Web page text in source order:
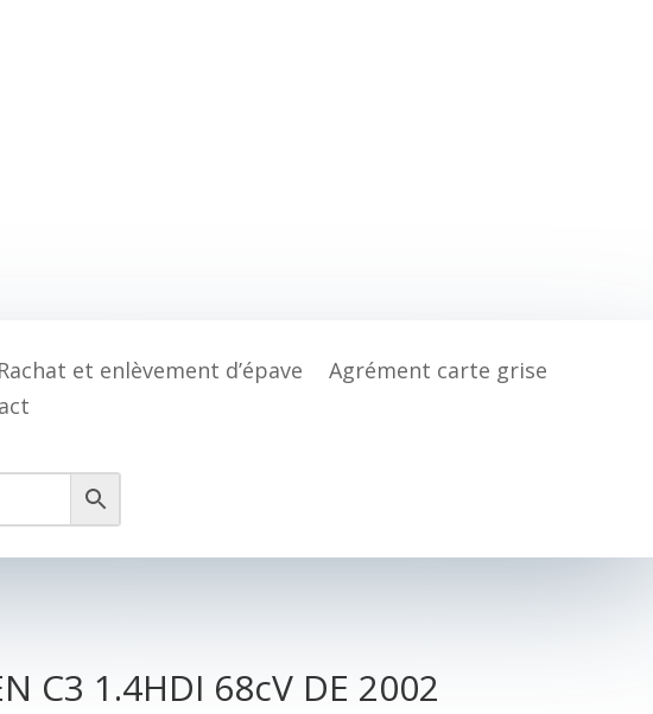
Rachat et enlèvement d’épave
Agrément carte grise
C3 1.4HDI 68cV DE 2002